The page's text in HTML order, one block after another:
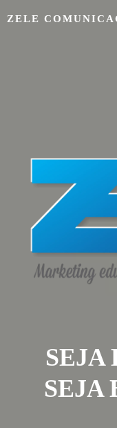
ZELE
SEJA
SEJA